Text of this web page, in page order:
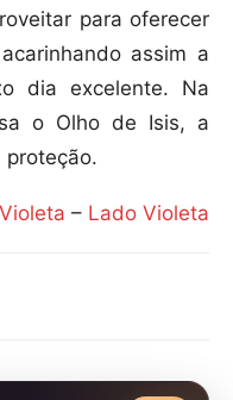
para oferecer
assim a
dia excelente. Na
o Olho de Isis, a
proteção.
– Lado Violeta